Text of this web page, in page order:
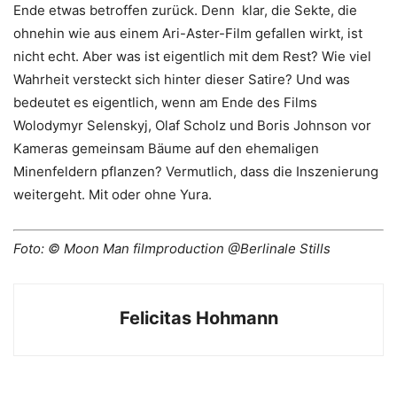
Ende etwas betroffen zurück. Denn klar, die Sekte, die
ohnehin wie aus einem Ari-Aster-Film gefallen wirkt, ist
nicht echt. Aber was ist eigentlich mit dem Rest? Wie viel
Wahrheit versteckt sich hinter dieser Satire? Und was
bedeutet es eigentlich, wenn am Ende des Films
Wolodymyr Selenskyj, Olaf Scholz und Boris Johnson vor
Kameras gemeinsam Bäume auf den ehemaligen
Minenfeldern pflanzen? Vermutlich, dass die Inszenierung
weitergeht. Mit oder ohne Yura.
Foto: © Moon Man filmproduction @Berlinale Stills
Felicitas Hohmann